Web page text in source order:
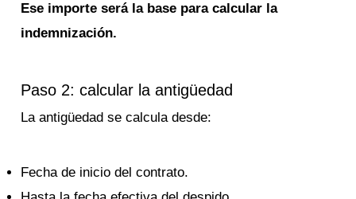
Ese importe será la base para calcular la
indemnización.
Paso 2: calcular la antigüedad
La antigüedad se calcula desde:
Fecha de inicio del contrato.